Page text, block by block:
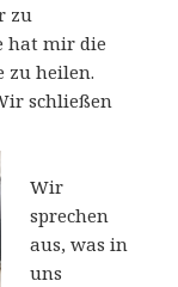
zu
hat mir die
zu heilen.
schließen
Wir
sprechen
aus, was in
uns